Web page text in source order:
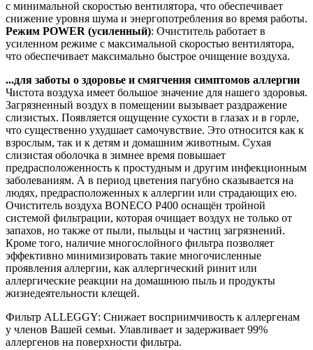
с минимальной скоростью вентилятора, что обеспечивает
снижение уровня шума и энергопотребления во время работы.
Режим POWER (усиленный): Очиститель работает в
усиленном режиме с максимальной скоростью вентилятора,
что обеспечивает максимально быстрое очищение воздуха.
...для заботы о здоровье и смягчения симптомов аллергии
Чистота воздуха имеет большое значение для нашего здоровья.
Загрязненный воздух в помещении вызывает раздражение
слизистых. Появляется ощущение сухости в глазах и в горле,
что существенно ухудшает самочувствие. Это относится как к
взрослым, так и к детям и домашним животным. Сухая
слизистая оболочка в зимнее время повышает
предрасположенность к простудным и другим инфекционным
заболеваниям. А в период цветения пагубно сказывается на
людях, предрасположенных к аллергии или страдающих ею.
Очиститель воздуха BONECO P400 оснащён тройной
системой фильтрации, которая очищает воздух не только от
запахов, но также от пыли, пыльцы и частиц загрязнений.
Кроме того, наличие многослойного фильтра позволяет
эффективно минимизировать такие многочисленные
проявления аллергии, как аллергический ринит или
аллергические реакции на домашнюю пыль и продукты
жизнедеятельности клещей.
Фильтр ALLEGGY: Снижает восприимчивость к аллергенам
у членов Вашей семьи. Улавливает и задерживает 99%
аллергенов на поверхности фильтра.